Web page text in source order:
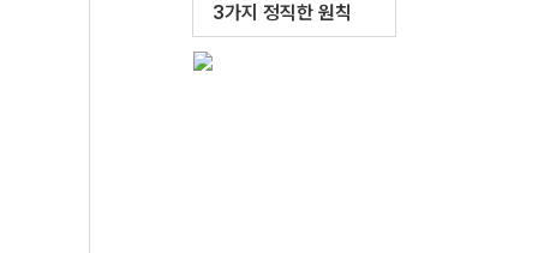
3가지 정직한 원칙